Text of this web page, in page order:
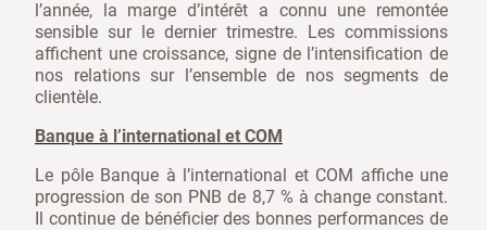
l’année, la marge d’intérêt a connu une remontée
sensible sur le dernier trimestre. Les commissions
affichent une croissance, signe de l’intensification de
nos relations sur l’ensemble de nos segments de
clientèle.
Banque à l’international et COM
Le pôle Banque à l’international et COM affiche une
progression de son PNB de 8,7 % à change constant.
Il continue de bénéficier des bonnes performances de